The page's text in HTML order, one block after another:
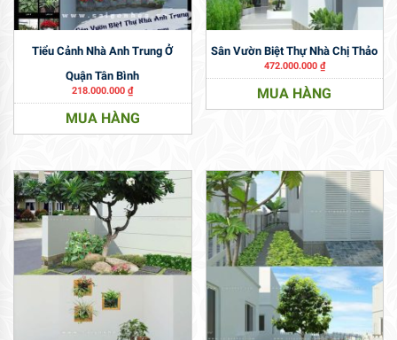
Tiểu Cảnh Nhà Anh Trung Ở
Quận Tân Bình
218.000.000₫
MUA HÀNG
Sân Vườn Biệt Thự Nhà Chị Thảo
472.000.000 ₫
MUA HÀNG